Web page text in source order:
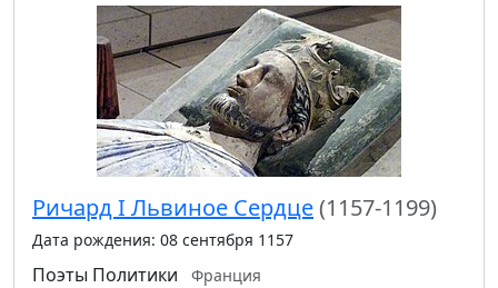
Ричард I Львиное Сердце(1157-1199)
Дата рождения: 08 сентября 1157
Поэты Политики
Франция